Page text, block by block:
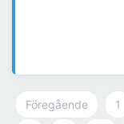
Föregående 1